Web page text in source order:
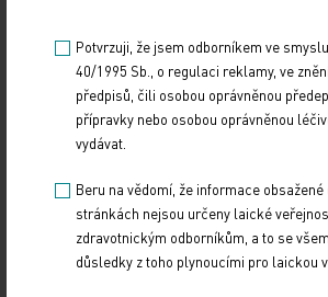
tréninkem mohou pacienti
motorické schopnosti a v
obnovit část funkcí i bez aktivní
vysvětlil.
Potenciál pro další neurologická
Tým nyní využívá své odborné
Potvrzuji, že jsem odborníkem ve
40/1995 Sb., o regulaci reklamy, ve
předpisů, čili osobou oprávněnou
přípravky nebo osobou oprávněnou
vydávat.
Beru na vědomí, že informace
stránkách nejsou určeny laické
zdravotnickým odborníkům, a to se
důsledky z toho plynoucími pro laickou